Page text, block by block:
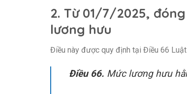
2. Từ 01/7/2025,
lương hưu
Điều này được quy định tại Điều 66
Điều 66. Mức lương hưu